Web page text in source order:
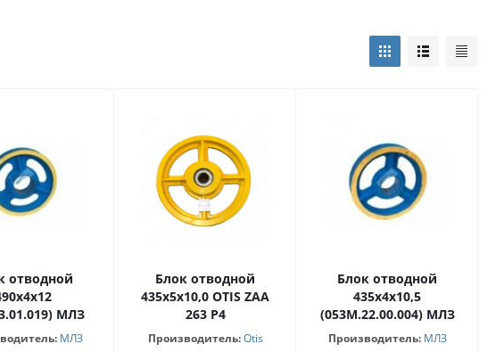
отводной
МЛЗ
МЛЗ
Блок отводной
435х5х10,0 OTIS ZAA
263 P4
Производитель: Otis
Блок отводной
435х4х10,5
(053М.22.00.004) МЛЗ
Производитель: МЛЗ